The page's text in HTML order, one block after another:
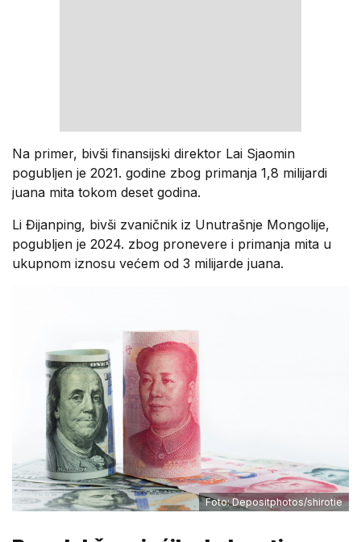
Na primer, bivši finansijski direktor Lai Sjaomin
pogubljen je 2021. godine zbog primanja 1,8 milijardi
juana mita tokom deset godina.
Li Đijanping, bivši zvaničnik iz Unutrašnje Mongolije,
pogubljen je 2024. zbog pronevere i primanja mita u
ukupnom iznosu većem od 3 milijarde juana.
Foto: Depositphotos/shirotie